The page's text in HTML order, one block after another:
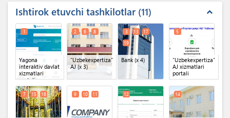
Ishtirok etuvchi tashkilotlar 11 expand_less
Yagona
interaktiv davlat
xizmatlari
portali
1
“Uzbekexpertiza”
AJ(x 3)
2 6 8
Bank(x 4)
3 13
17
19
“Uzbekexpertiza”
AJ xizmatlari
portali
5
7 15 16 9 10 11 12 14